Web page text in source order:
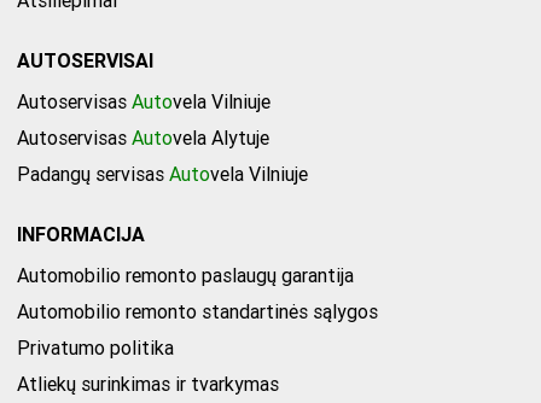
AUTOSERVISAI
Autoservisas Autovela Vilniuje
Autoservisas Autovela Alytuje
Padangų servisas Autovela Vilniuje
INFORMACIJA
Automobilio remonto paslaugų garantija
Automobilio remonto standartinės sąlygos
Privatumo politika
Atliekų surinkimas ir tvarkymas